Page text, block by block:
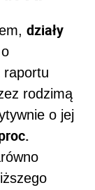
działy
raportu
rodzimą
o jej